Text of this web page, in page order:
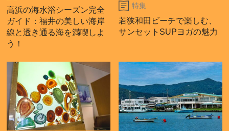
高浜の海水浴シーズン完全
ガイド：福井の美しい海岸
線と透き通る海を満喫しよ
う！
特集
若狭和田ビーチで楽しむ、
サンセットSUPヨガの魅力